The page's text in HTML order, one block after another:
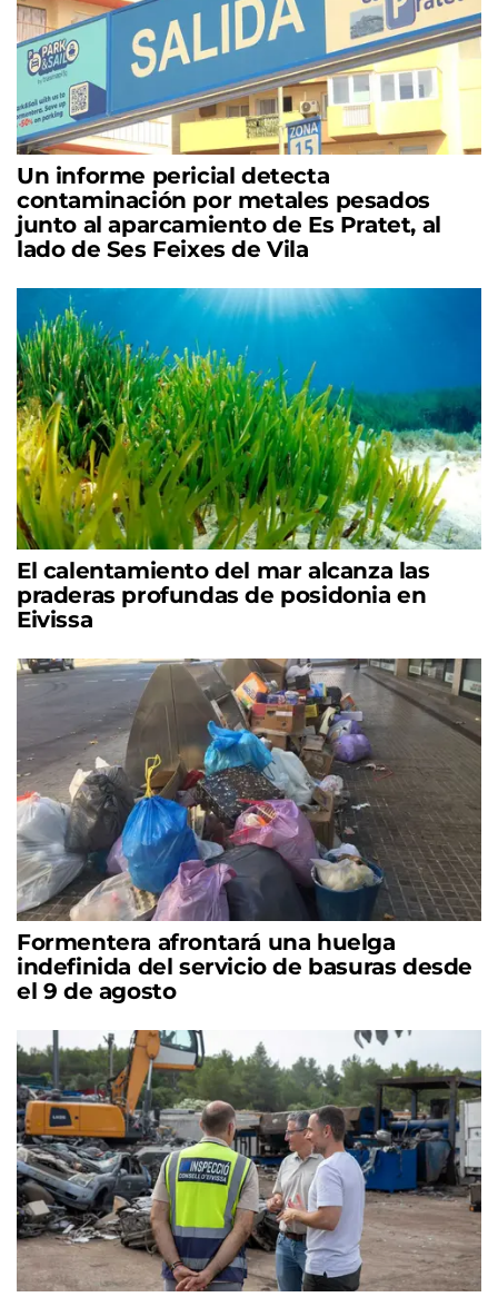
Un informe pericial detecta
contaminación por metales pesados
junto al aparcamiento de Es Pratet, al
lado de Ses Feixes de Vila
El calentamiento del mar alcanza las
praderas profundas de posidonia en
Eivissa
Formentera afrontará una huelga
indefinida del servicio de basuras desde
el 9 de agosto